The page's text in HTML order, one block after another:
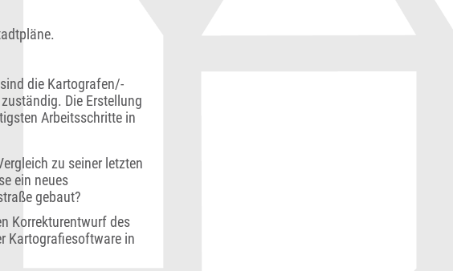
die Kartografen/-
Die Erstellung
Arbeitsschritte in
zu seiner letzten
ein neues
gebaut?
Korrekturentwurf des
Kartografiesoftware in